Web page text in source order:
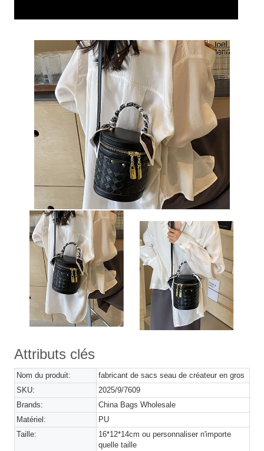
Attributs clés
Nom du produit:
fabricant de sacs seau de créateur en gros
SKU:
2025/9/7609
Brands:
China Bags Wholesale
Matériel:
PU
Taille:
16*12*14cm ou personnaliser n'importe
quelle taille